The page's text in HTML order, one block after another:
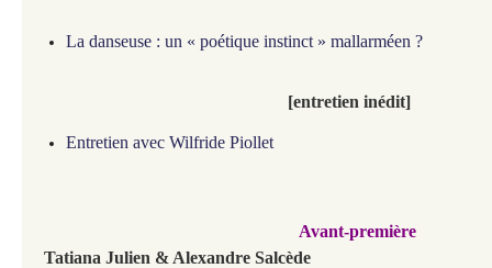
La danseuse : un « poétique instinct » mallarméen ?
[entretien inédit]
Entretien avec Wilfride Piollet
Avant-première
Tatiana Julien & Alexandre Salcède